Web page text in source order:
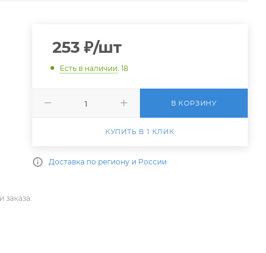
253₽/шт
Есть в наличии: 18
В КОРЗИНУ
КУПИТЬ В 1 КЛИК
Доставка по региону и России